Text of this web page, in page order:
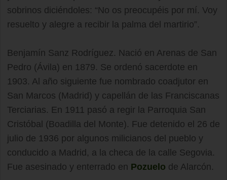
sobrinos diciéndoles: “No os preocupéis por mí. Voy
resuelto y alegre a recibir la palma del martirio”.
Benjamín Sanz Rodríguez. Nació en Arenas de San
Pedro (Ávila) en 1879. Se ordenó sacerdote en
1903. Al año siguiente fue nombrado coadjutor en
San Marcos (Madrid) y capellán de las Franciscanas
Terciarias. En 1911 pasó a regir la Parroquia San
Cristóbal (Boadilla del Monte). Fue detenido el 26 de
julio de 1936 por algunos milicianos del pueblo y
conducido a Madrid, a la checa de la calle Segovia.
Fue asesinado y enterrado en Pozuelo de Alarcón.